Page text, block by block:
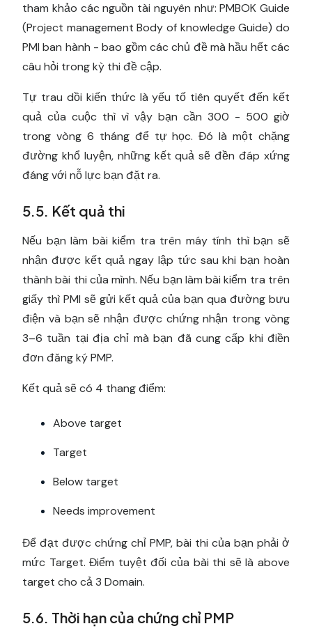
tham khảo các nguồn tài nguyên như: PMBOK Guide
(Project management Body of knowledge Guide) do
PMI ban hành - bao gồm các chủ đề mà hầu hết các
câu hỏi trong kỳ thi đề cập.
Tự trau dồi kiến thức là yếu tố tiên quyết đến kết
quả của cuộc thì vì vậy bạn cần 300 - 500 giờ
trong vòng 6 tháng để tự học. Đó là một chặng
đường khổ luyện, những kết quả sẽ đền đáp xứng
đáng với nỗ lực bạn đặt ra.
5.5. Kết quả thi
Nếu bạn làm bài kiểm tra trên máy tính thì bạn sẽ
nhận được kết quả ngay lập tức sau khi bạn hoàn
thành bài thi của mình. Nếu bạn làm bài kiểm tra trên
giấy thì PMI sẽ gửi kết quả của bạn qua đường bưu
điện và bạn sẽ nhận được chứng nhận trong vòng
3–6 tuần tại địa chỉ mà bạn đã cung cấp khi điền
đơn đăng ký PMP.
Kết quả sẽ có 4 thang điểm:
Above target
Target
Below target
Needs improvement
Để đạt được chứng chỉ PMP, bài thi của bạn phải ở
mức Target. Điểm tuyệt đối của bài thi sẽ là above
target cho cả 3 Domain.
5.6. Thời hạn của chứng chỉ PMP